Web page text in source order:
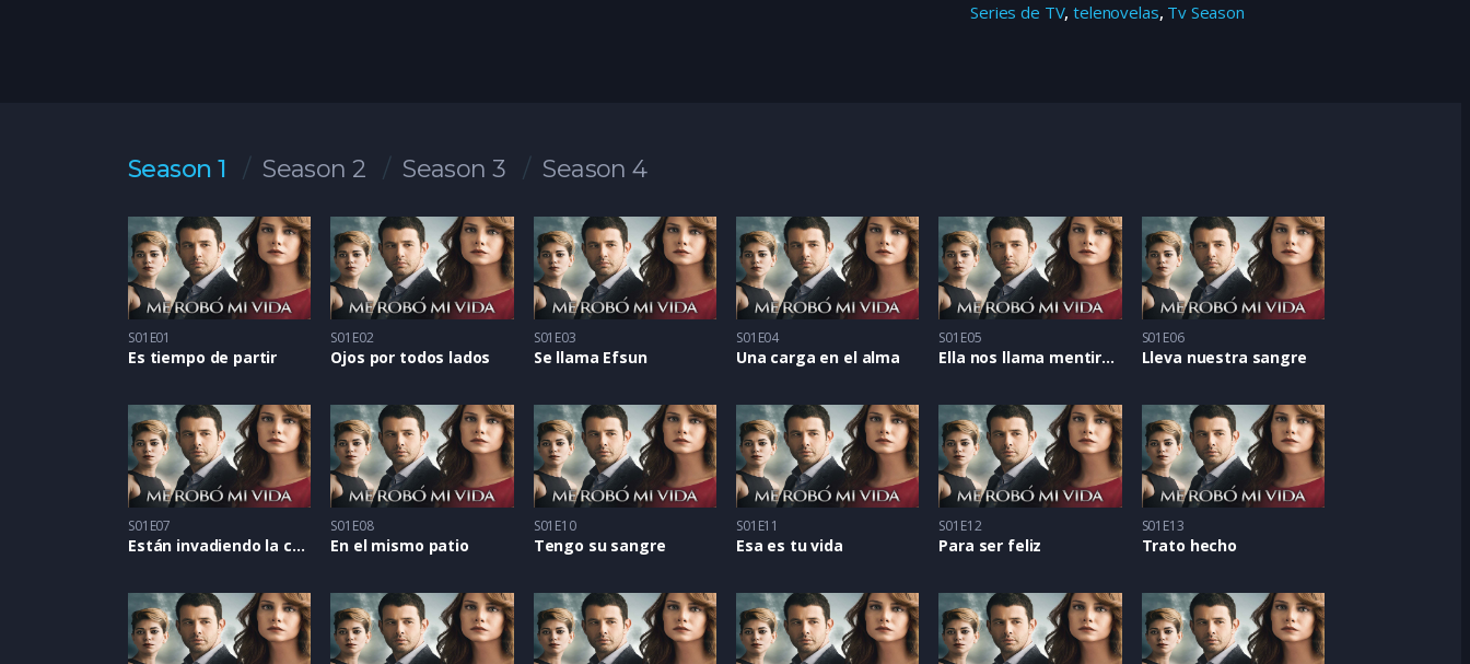
Series de TV,telenovelas, Tv Season
Season 1 Season 2 Season 3 Season 4
S01E01
Es tiempo de partir
S01E02
Ojos por todos lados
S01E03
Se llama Efsun
S01E04
Una carga en el alma
S01E05
Ella nos llama mentirosas
S01E06
Lleva nuestra sangre
S01E07
Están invadiendo la casa
S01E08
En el mismo patio
S01E10
Tengo su sangre
S01E11
Esa es tu vida
S01E12
Para ser feliz
S01E13
Trato hecho